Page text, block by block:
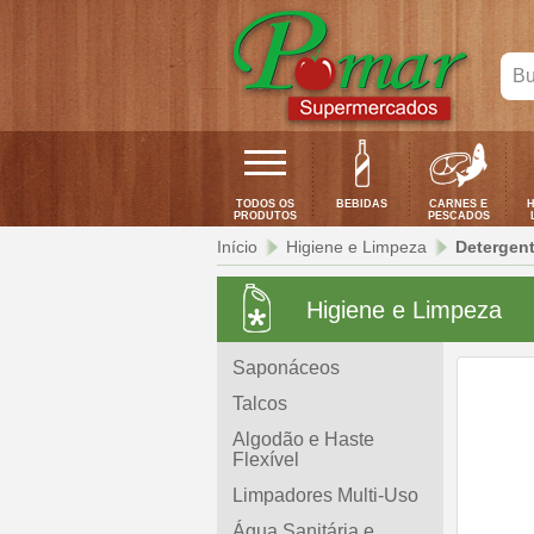
seu
TODOS OS
PRODUTOS
BEBIDAS
CARNES E
PESCADOS
Início Higiene e Limpeza
Higiene e Limpeza
Saponáceos
Talcos
Algodão e Haste
Flexível
Limpadores Multi-Uso